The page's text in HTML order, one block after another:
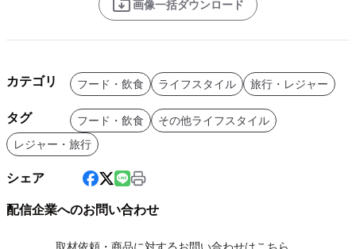
画像一括ダウンロード
カテゴリ フード・飲食 ライフスタイル 旅行・レジャー
タグ フード・飲食
その他ライフスタイル
レジャー・旅行
シェア
配信企業へのお問い合わせ